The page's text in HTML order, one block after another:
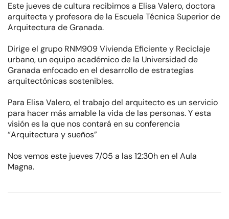
Este jueves de cultura recibimos a Elisa Valero, doctora
arquitecta y profesora de la Escuela Técnica Superior de
Arquitectura de Granada.
Dirige el grupo RNM909 Vivienda Eficiente y Reciclaje
urbano, un equipo académico de la Universidad de
Granada enfocado en el desarrollo de estrategias
arquitectónicas sostenibles.
Para Elisa Valero, el trabajo del arquitecto es un servicio
para hacer más amable la vida de las personas. Y esta
visión es la que nos contará en su conferencia
“Arquitectura y sueños”
Nos vemos este jueves 7/05 a las 12:30h en el Aula
Magna.